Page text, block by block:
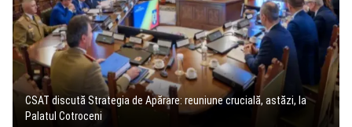
CSAT discută Strategia de Apărare: reuniune crucială, astăzi, la
Palatul Cotroceni